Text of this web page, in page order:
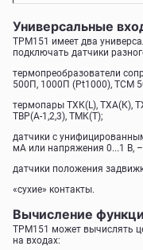
Универсальные
ТРМ151 имеет два
подключать датчики
термопреобразователи
500П, 1000П (Pt1000), ТСМ
термопары TХК(L), ТХА(К),
TВР(А-1,2,3), ТМК(Т);
датчики с
мА или напряжения 0...1 В,
датчики положения
«сухие» контакты.
Вычисление
ТРМ151 может вычислять
на входах: